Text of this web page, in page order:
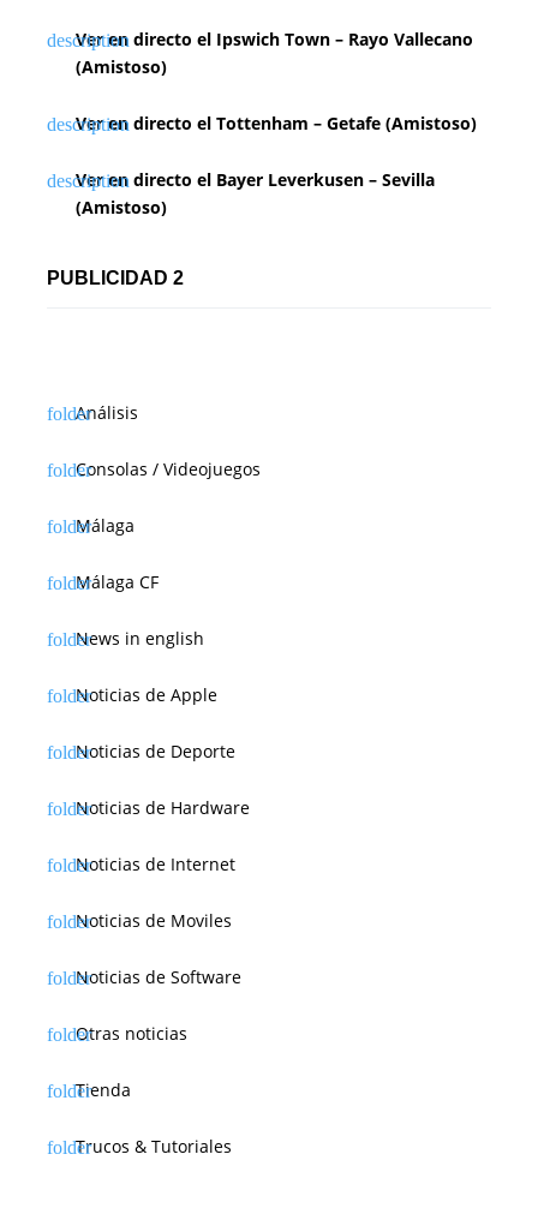
e
n
a
s
Ver en directo el Ipswich Town – Rayo Vallecano
(Amistoso)
Ver en directo el Tottenham – Getafe (Amistoso)
Ver en directo el Bayer Leverkusen – Sevilla
(Amistoso)
PUBLICIDAD 2
Análisis
Consolas / Videojuegos
Málaga
Málaga CF
News in english
Noticias de Apple
Noticias de Deporte
Noticias de Hardware
Noticias de Internet
Noticias de Moviles
Noticias de Software
Otras noticias
Tienda
Trucos & Tutoriales